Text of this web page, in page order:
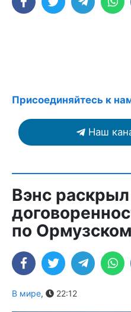
Присоединяйтесь к
Наш
Вэнс раскрыл
по
В мире, 22:12